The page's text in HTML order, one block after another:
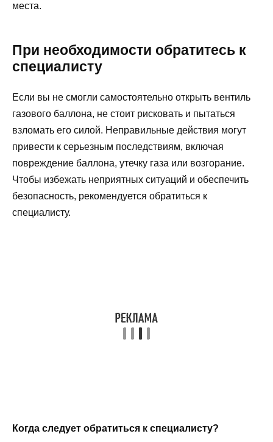
места.
При необходимости обратитесь к
специалисту
Если вы не смогли самостоятельно открыть вентиль
газового баллона, не стоит рисковать и пытаться
взломать его силой. Неправильные действия могут
привести к серьезным последствиям, включая
повреждение баллона, утечку газа или возгорание.
Чтобы избежать неприятных ситуаций и обеспечить
безопасность, рекомендуется обратиться к
специалисту.
Когда следует обратиться к специалисту?